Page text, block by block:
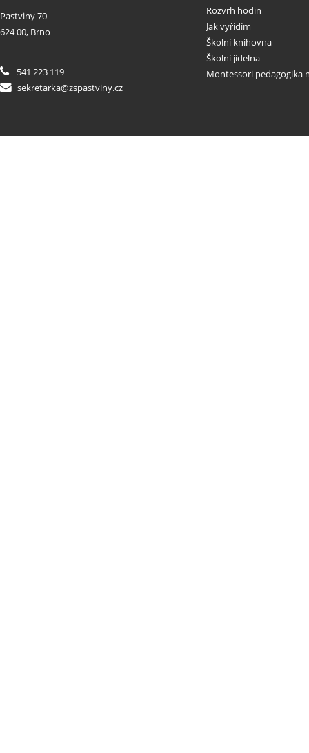
Pastviny 70
624 00, Brno
541 223 119
sekretarka@zspastviny.cz
Rozvrh hodin
Jak vyřídím
Školní knihovna
Školní jídelna
Montessori pedagogika